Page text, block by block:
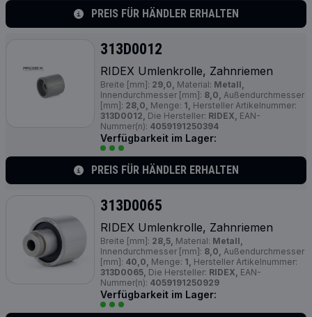
PREIS FÜR HÄNDLER ERHALTEN
313D0012
RIDEX Umlenkrolle, Zahnriemen
Breite [mm]: 29,0, Material: Metall,
Innendurchmesser [mm]: 8,0, Außendurchmesser
[mm]: 28,0, Menge: 1, Hersteller Artikelnummer:
313D0012, Die Hersteller: RIDEX, EAN-
Nummer(n): 4059191250394
Verfügbarkeit im Lager:
PREIS FÜR HÄNDLER ERHALTEN
313D0065
RIDEX Umlenkrolle, Zahnriemen
Breite [mm]: 28,5, Material: Metall,
Innendurchmesser [mm]: 8,0, Außendurchmesser
[mm]: 40,0, Menge: 1, Hersteller Artikelnummer:
313D0065, Die Hersteller: RIDEX, EAN-
Nummer(n): 4059191250929
Verfügbarkeit im Lager: